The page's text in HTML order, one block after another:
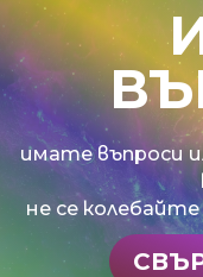
имате въпроси
не се